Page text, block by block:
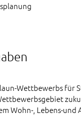
Wettbewerbs
Wohn-, Lebens-